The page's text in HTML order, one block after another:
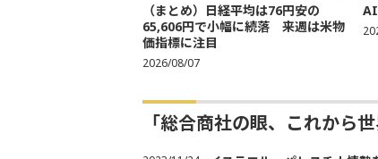
（まとめ）日経平均は76円安の
65,606円で小幅に続落 来週は米物
価指標に注目
2026/08/07
AI
「総合商社の眼、これから